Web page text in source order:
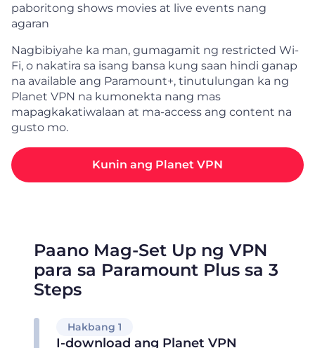
paboritong shows movies at live events nang
agaran
Nagbibiyahe ka man, gumagamit ng restricted Wi-
Fi, o nakatira sa isang bansa kung saan hindi ganap
na available ang Paramount+, tinutulungan ka ng
Planet VPN na kumonekta nang mas
mapagkakatiwalaan at ma-access ang content na
gusto mo.
Kunin ang Planet VPN
Paano Mag-Set Up ng VPN
para sa Paramount Plus sa 3
Steps
Hakbang 1
I-download ang Planet VPN